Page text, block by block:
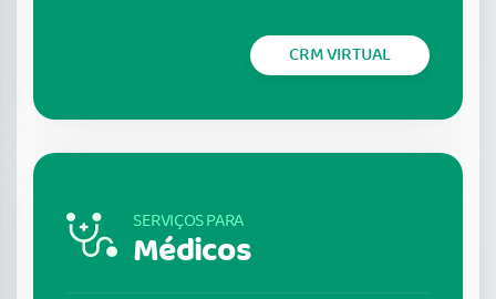
CRM VIRTUAL
SERVIÇOS PARA
Médicos